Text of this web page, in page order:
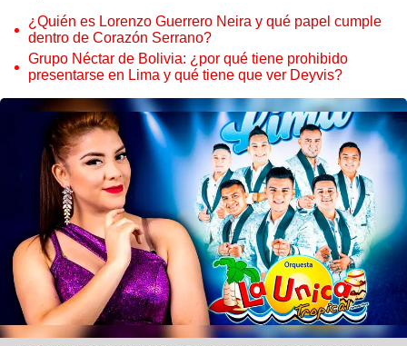
¿Quién es Lorenzo Guerrero Neira y qué papel cumple
dentro de Corazón Serrano?
Grupo Néctar de Bolivia: ¿por qué tiene prohibido
presentarse en Lima y qué tiene que ver Deyvis?